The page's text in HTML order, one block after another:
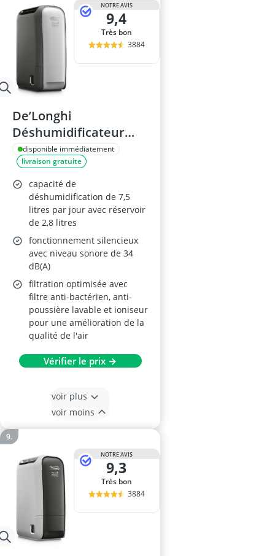
NOTRE AVIS
9,4
Très bon
3884
De’Longhi
Déshumidificateur
Portable DNS80
disponible immédiatement
livraison gratuite
capacité de
déshumidification de 7,5
litres par jour avec réservoir
de 2,8 litres
fonctionnement silencieux
avec niveau sonore de 34
dB(A)
filtration optimisée avec
filtre anti-bactérien, anti-
poussière lavable et ioniseur
pour une amélioration de la
qualité de l'air
Vérifier le prix →
voir plus
voir moins
NOTRE AVIS
9,3
Très bon
3884